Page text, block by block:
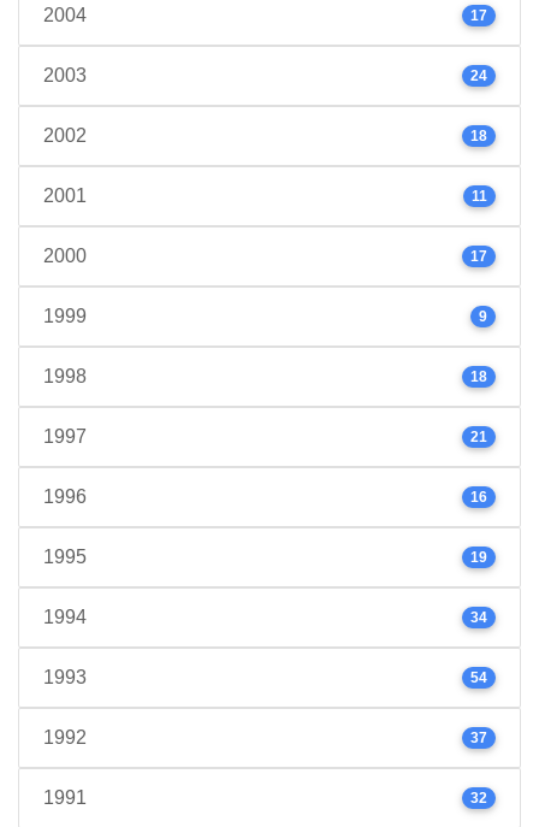
2004 17
2003 24
2002 18
2001 11
2000 17
1999 9
1998 18
1997 21
1996 16
1995 19
1994 34
1993 54
1992 37
1991 32